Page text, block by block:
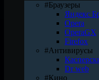
#Браузеры
Яндекс
Opera
OperaGX
Firefox
#Антивирусы
Dr web
#Кино